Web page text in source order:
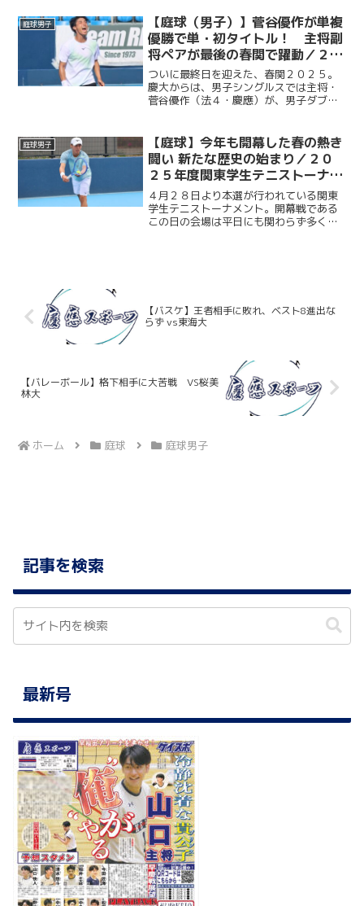
今回は女子部４年生である、主将・大橋
麗美華選手（総４・光明...
庭球男子
【庭球（男子）】菅谷優作が単複
優勝で単・初タイトル！ 主将副
将ペアが最後の春関で躍動／２０
２５年関東学生テニストーナメン
ト大会（春関）
ついに最終日を迎えた、春関２０２５。
慶大からは、男子シングルスでは主将・
菅谷優作（法４・慶應）が、男子ダブル
シングルス決勝は、菅谷の１セットダウ
ンからスタート。それでも...
庭球男子
【庭球】今年も開幕した春の熱き
闘い 新たな歴史の始まり／２０
２５年度関東学生テニストーナメ
ント
４月２８日より本選が行われている関東
学生テニストーナメント。開幕戦である
この日の会場は平日にも関わらず多くの
【バスケ】王者相手に敗れ、ベスト8進出な
らず vs東海大
【バレーボール】格下相手に大苦戦 VS桜美
林大
ホーム 庭球 庭球男子
記事を検索
最新号